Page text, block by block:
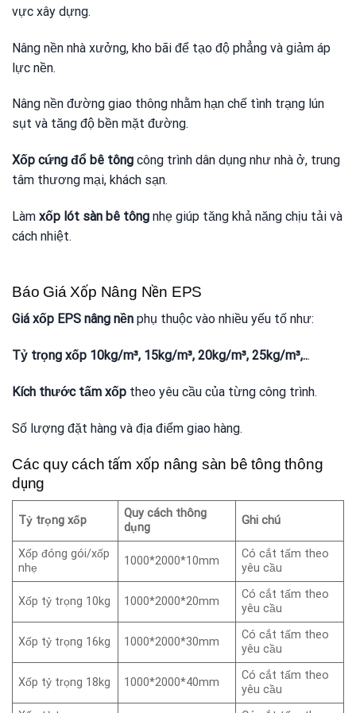
vực xây dựng.
Nâng nền nhà xưởng, kho bãi để tạo độ phẳng và giảm áp
lực nền.
Nâng nền đường giao thông nhằm hạn chế tình trạng lún
sụt và tăng độ bền mặt đường.
Xốp cứng đổ bê tông công trình dân dụng như nhà ở, trung
tâm thương mại, khách sạn.
Làm xốp lót sàn bê tông nhẹ giúp tăng khả năng chịu tải và
cách nhiệt.
Báo Giá Xốp Nâng Nền EPS
Giá xốp EPS nâng nền phụ thuộc vào nhiều yếu tố như:
Tỷ trọng xốp 10kg/m³, 15kg/m³, 20kg/m³, 25kg/m³,...
Kích thước tấm xốp theo yêu cầu của từng công trình.
Số lượng đặt hàng và địa điểm giao hàng.
Các quy cách tấm xốp nâng sàn bê tông thông
dụng
Tỷ trọng xốp
Quy cách thông
dụng
Ghi chú
Xốp đóng gói/xốp
nhẹ
1000*2000*10mm
Có cắt tấm theo
yêu cầu
Xốp tỷ trọng 10kg 1000*2000*20mm
Có cắt tấm theo
yêu cầu
Xốp tỷ trọng 16kg 1000*2000*30mm
Có cắt tấm theo
yêu cầu
Xốp tỷ trọng 18kg 1000*2000*40mm
Có cắt tấm theo
yêu cầu